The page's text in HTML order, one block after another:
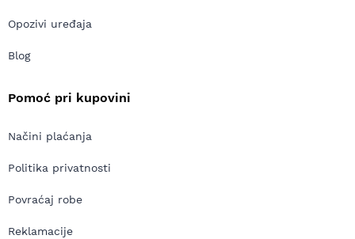
Opozivi uređaja
Blog
Pomoć pri kupovini
Načini plaćanja
Politika privatnosti
Povraćaj robe
Reklamacije